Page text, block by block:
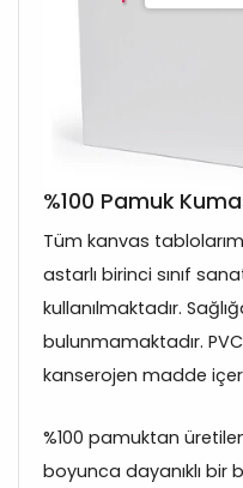
%100 Pamuk
Tüm kanvas
astarlı birinci sınıf
kullanılmaktadır.
bulunmamaktadır.
kanserojen madde
%100 pamuktan
boyunca dayanıklı bir